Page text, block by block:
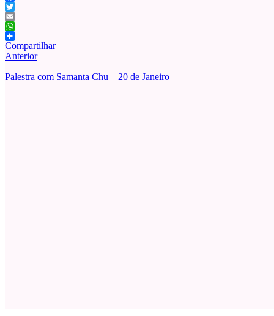
Facebook
Twitter
Email
WhatsApp
Compartilhar
Anterior
Palestra com Samanta Chu – 20 de Janeiro